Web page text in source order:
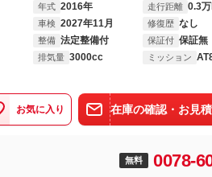
年式 2016年 走行距離 0.3
車検 2027年11月 修復歴 なし
整備 法定整備付 保証付 保証無
排気量 3000cc ミッション
お気に入り 在庫の確認・お見積
無料 0078-